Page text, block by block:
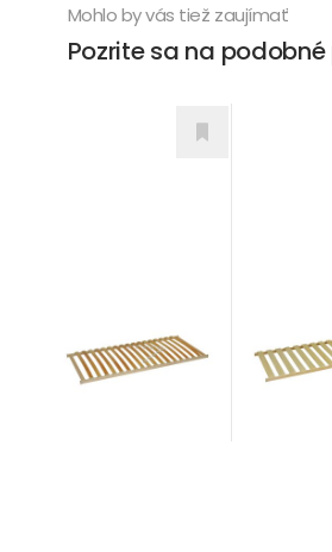
Mohlo by vás tiež zaujímať
Pozrite sa na
od 54,00€
od 66,00